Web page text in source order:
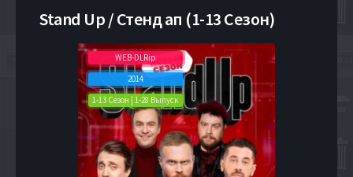
Stand Up / Стенд ап (1-13 Сезон)
WEB-DLRip
2014
1-13 Сезон | 1-28 Выпуск